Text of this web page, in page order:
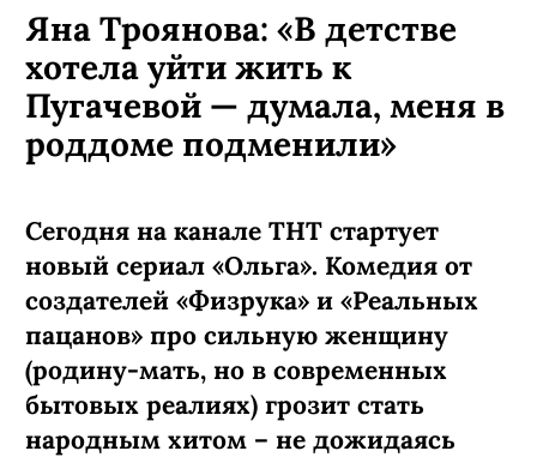
Яна Троянова: «В детстве
хотела уйти жить к
Пугачевой — думала, меня в
роддоме подменили»
Сегодня на канале ТНТ стартует
новый сериал «Ольга». Комедия от
создателей «Физрука» и «Реальных
пацанов» про сильную женщину
(родину-мать, но в современных
бытовых реалиях) грозит стать
народным хитом – не дожидаясь